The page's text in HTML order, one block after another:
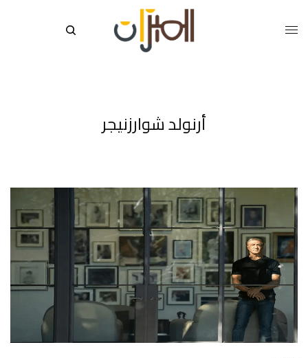
أرنولد شوارزنيجر